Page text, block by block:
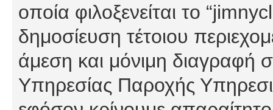
οποία φιλοξενείται το
δημοσίευση τέτοιου
άμεση και μόνιμη διαγραφή
Υπηρεσίας Παροχής